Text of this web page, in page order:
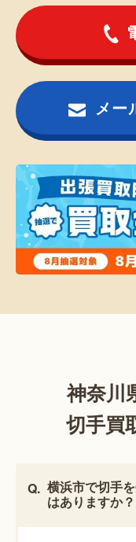
メー
神奈川
切手買
横浜市で切手
はありますか？